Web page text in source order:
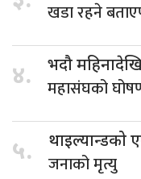
खडा रहने
४. भदौ
महासंघको
५. थाइल्यान्डको
जनाको मृत्यु